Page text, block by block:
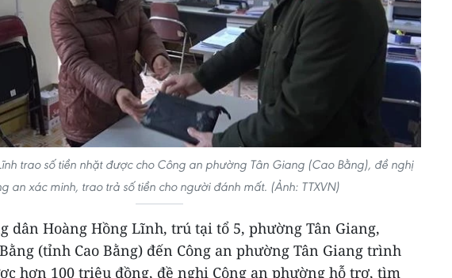
trao số tiền nhặt được cho Công an phường Tân Giang (Cao Bằng), đề nghị
an xác minh, trao trả số tiền cho người đánh mất. (Ảnh: TTXVN)
dân Hoàng Hồng Lĩnh, trú tại tổ 5, phường Tân Giang,
(tỉnh Cao Bằng) đến Công an phường Tân Giang trình
hơn 100 triệu đồng, đề nghị Công an phường hỗ trợ, tìm